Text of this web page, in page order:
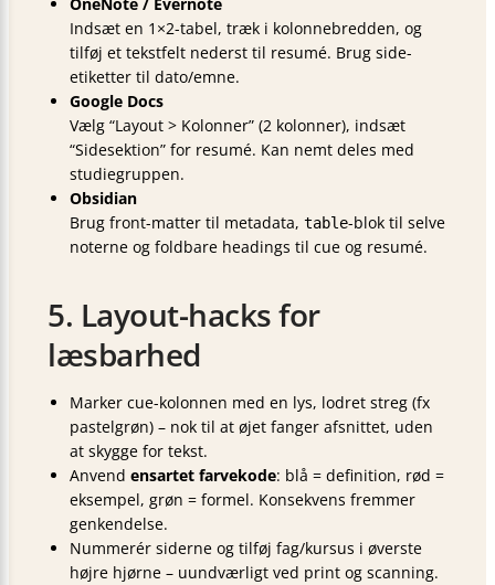
OneNote / Evernote
Indsæt en 1×2-tabel, træk i kolonnebredden, og
tilføj et tekstfelt nederst til resumé. Brug side­
etiketter til dato/emne.
Google Docs
Vælg “Layout > Kolonner” (2 kolonner), indsæt
“Sidesektion” for resumé. Kan nemt deles med
studiegruppen.
Obsidian
Brug front-matter til metadata, table-blok til selve
noterne og foldbare headings til cue og resumé.
5. Layout-hacks for
læsbarhed
Marker cue-kolonnen med en lys, lodret streg (fx
pastel­grøn) – nok til at øjet fanger afsnittet, uden
at skygge for tekst.
Anvend ensartet farvekode: blå = definition, rød =
eksempel, grøn = formel. Konsekvens fremmer
genkendelse.
Nummerér siderne og tilføj fag/kursus i øverste
højre hjørne – uundværligt ved print og scanning.